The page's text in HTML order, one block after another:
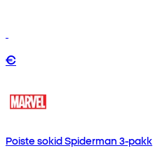
€
Poiste sokid Spiderman 3-pakk